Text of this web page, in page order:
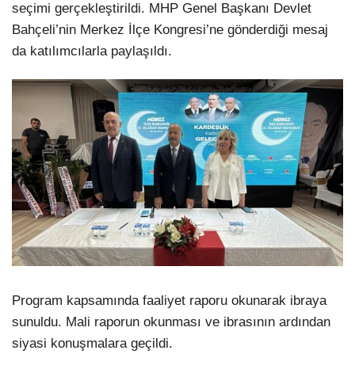
seçimi gerçekleştirildi. MHP Genel Başkanı Devlet
Bahçeli’nin Merkez İlçe Kongresi’ne gönderdiği mesaj
da katılımcılarla paylaşıldı.
Program kapsamında faaliyet raporu okunarak ibraya
sunuldu. Mali raporun okunması ve ibrasının ardından
siyasi konuşmalara geçildi.